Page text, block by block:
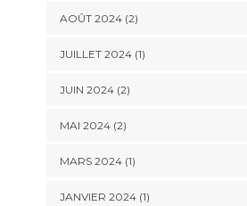
AOÛT 2024(2)
JUILLET 2024(1)
JUIN 2024(2)
MAI 2024(2)
MARS 2024(1)
JANVIER 2024(1)